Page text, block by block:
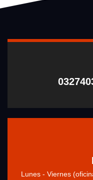
Lunes - Viernes